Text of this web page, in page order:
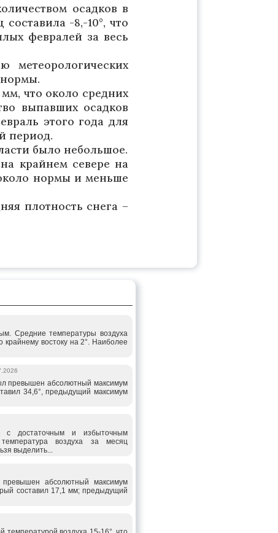
осадков в
-8,-10°, что
февралей за весь
нормы.
что около средних
выпавших осадков
этого года для
период.
было небольшое.
крайнем севере на
нормы и меньше
плотность снега –
Средние температуры воздуха
востоку на 2°. Наиболее
превышен абсолютный максимум
34,6°, предыдущий максимум
достаточным и избыточным
воздуха за месяц
выделить...
абсолютный максимум
составил 17,1 мм; предыдущий